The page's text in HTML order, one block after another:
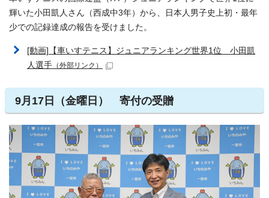
輝いた小田凱人さん（西成中3年）から、日本人男子史上初・最年
少での記録達成の報告を受けました。
[動画]【車いすテニス】ジュニアランキング世界1位 小田凱
人選手 （外部リンク）
9月17日（金曜日） 寄付の受贈